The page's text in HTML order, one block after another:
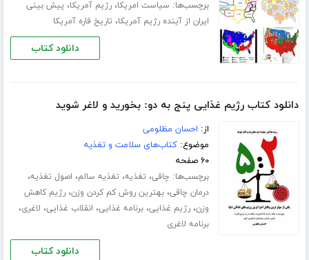
برچسب‌ها: سیاست امریکا،رژیم آمریکا، پیش بینی
ایران از آینده رژیم آمریکا، تاریخ قاره آمریکا
دانلود کتاب
دانلود کتاب رژیم غذایی پنج به دو: بخورید و لاغر شوید
از: احسان مظلومی
موضوع:کتاب‌های سلامت و تغذیه
۶۰ صفحه
برچسب‌ها: چاقی، تغذیه، تغذیه سالم، اصول تغذیه،
درمان چاقی،بهترین روش کم کردن وزن،رژیم کاهش
وزن،رژیم غذایی،برنامه غذایی، انقلاب غذایی، لاغری،
برنامه لاغری
دانلود کتاب